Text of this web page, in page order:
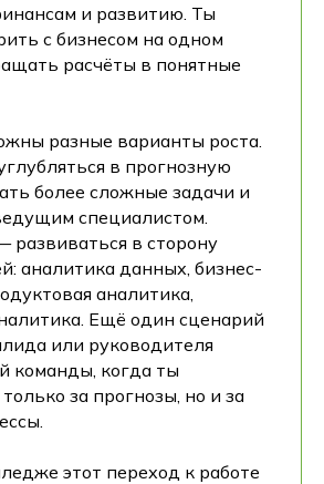
и развитию. Ты
с бизнесом на одном
расчёты в понятные
разные варианты роста.
в прогнозную
более сложные задачи и
специалистом.
развиваться в сторону
аналитика данных, бизнес-
аналитика,
Ещё один сценарий
или руководителя
команды, когда ты
за прогнозы, но и за
этот переход к работе